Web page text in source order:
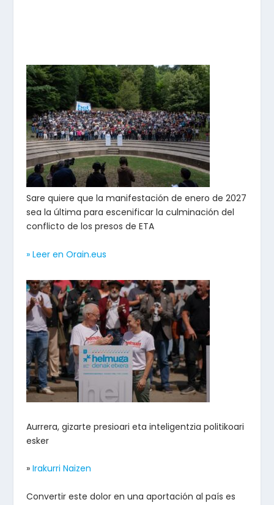
Sare quiere que la manifestación de enero de 2027
sea la última para escenificar la culminación del
conflicto de los presos de ETA
» Leer en Orain.eus
Aurrera, gizarte presioari eta inteligentzia politikoari
esker
» Irakurri Naizen
Convertir este dolor en una aportación al país es